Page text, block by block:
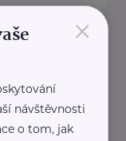
×
návštěvnosti
o tom, jak